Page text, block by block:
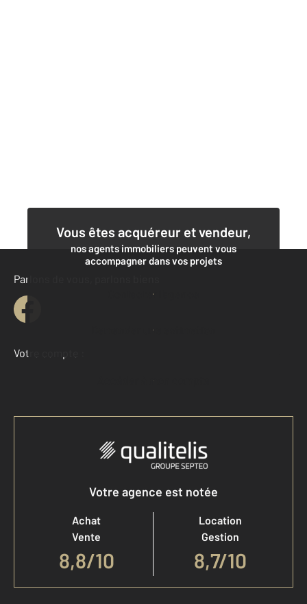
Vous êtes acquéreur et vendeur,
nos agents immobiliers peuvent vous
accompagner dans vos projets
Contacter l'agence
Demander une estimation
Parlons de vous, parlons biens
Votre compte :
Accéder à mon compte
Votre agence est notée
Achat
Vente
8,8/10
Location
Gestion
8,7/10